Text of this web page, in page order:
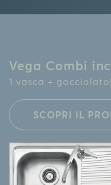
Vega Combi
1 vasca +
SCOPRI IL